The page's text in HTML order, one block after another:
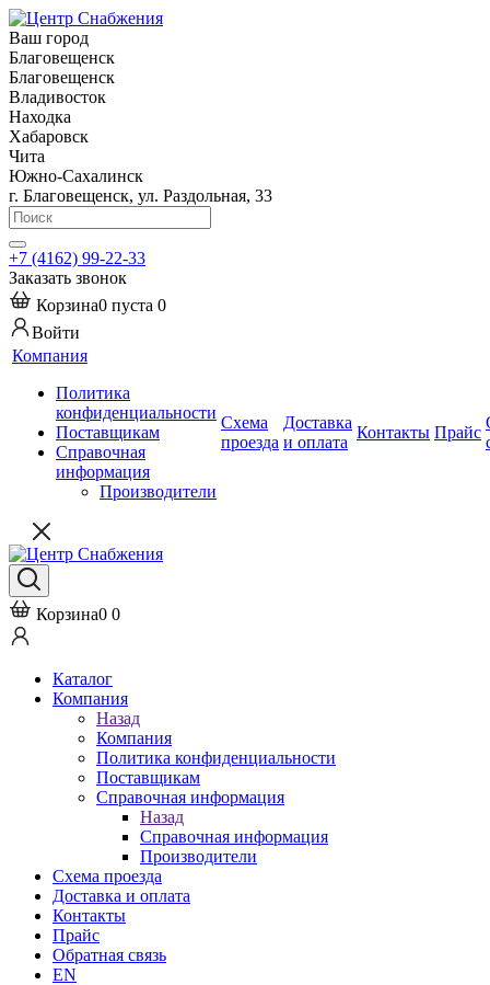
Ваш город
Благовещенск
Благовещенск
Владивосток
Находка
Хабаровск
Чита
Южно-Сахалинск
г. Благовещенск, ул. Раздольная, 33
+7 (4162) 99-22-33
Заказать звонок
Корзина0 пуста 0
Войти
Компания
Политика
конфиденциальности
Поставщикам
Справочная
информация
Производители
Схема
проезда
Доставка
и оплата
Контакты Прайс
Корзина0 0
Каталог
Компания
Назад
Компания
Политика конфиденциальности
Поставщикам
Справочная информация
Назад
Справочная информация
Производители
Схема проезда
Доставка и оплата
Контакты
Прайс
Обратная связь
EN